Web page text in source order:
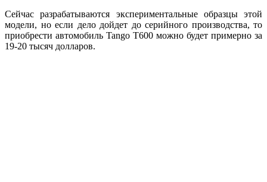
Сейчас разрабатываются экспериментальные образцы этой
модели, но если дело дойдет до серийного производства, то
приобрести автомобиль Tango T600 можно будет примерно за
19-20 тысяч долларов.